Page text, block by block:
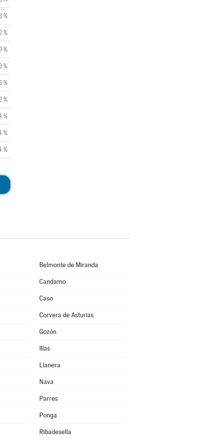
%
%
%
%
%
%
%
%
%
Belmonte de Miranda
Candamo
Caso
Corvera de Asturias
Gozón
Illas
Llanera
Nava
Parres
Ponga
Ribadesella